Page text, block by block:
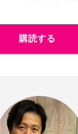
購読する